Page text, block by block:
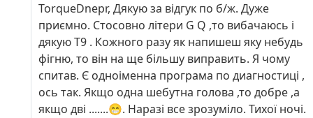
TorqueDnepr, Дякую за відгук по б/ж. Дуже
приємно. Стосовно літери G Q ,то вибачаюсь і
дякую Т9 . Кожного разу як напишеш яку небудь
фігню, то він на ще більшу виправить. Я чому
спитав. Є одноіменна програма по диагностиці ,
ось так. Якщо одна шебутна голова ,то добре ,а
якщо дві .......😁. Наразі все зрозуміло. Тихої ночі.